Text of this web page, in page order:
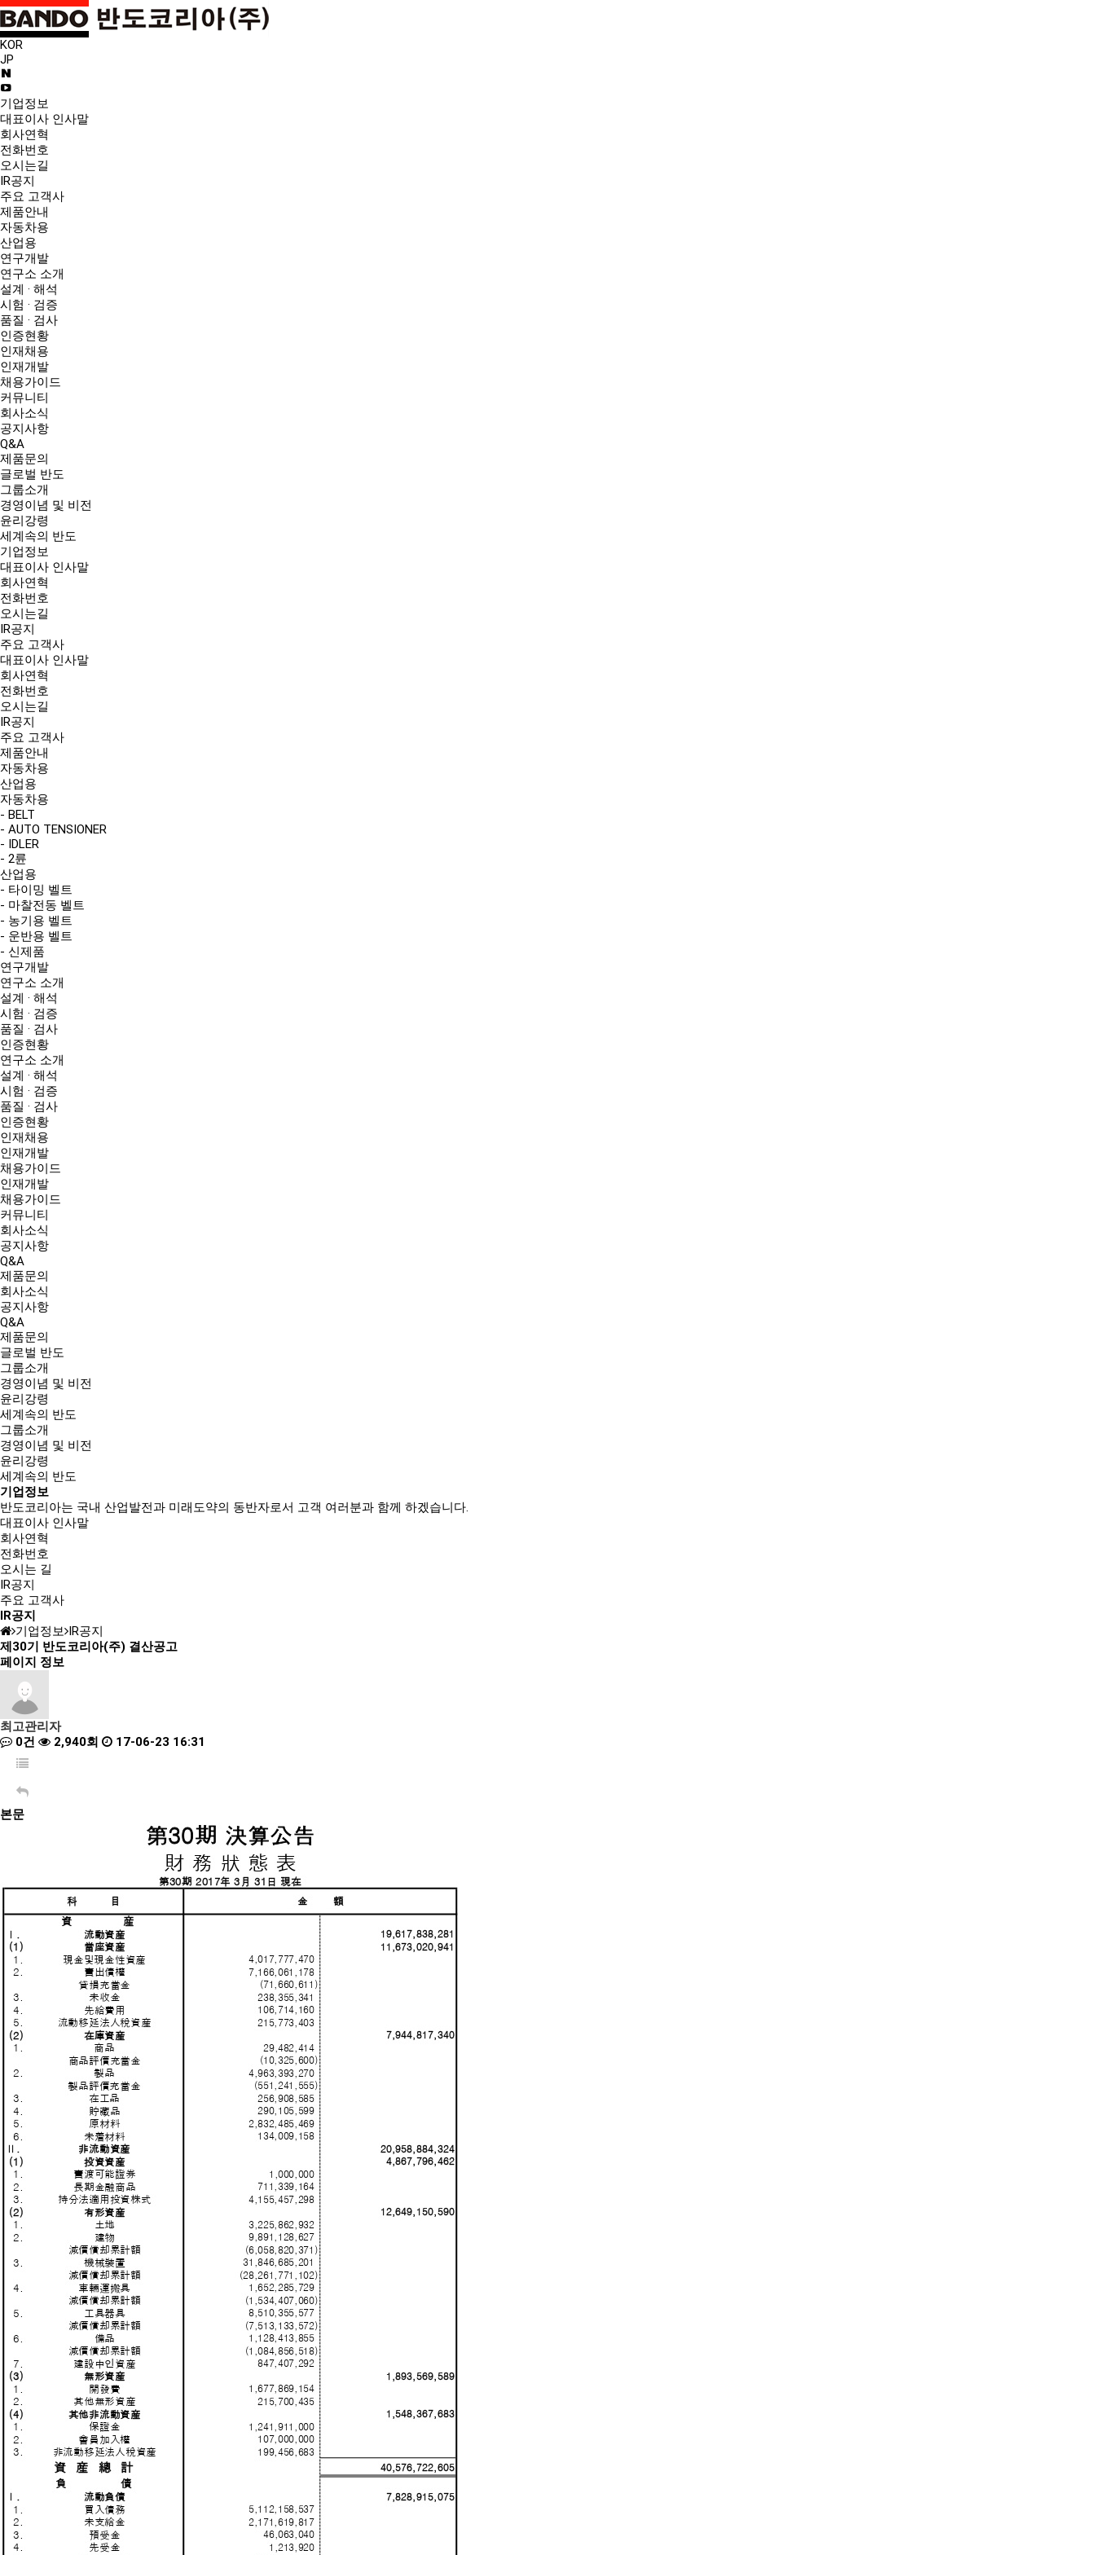
KOR
JP
기업정보
대표이사 인사말
회사연혁
전화번호
오시는길
IR공지
주요 고객사
제품안내
자동차용
산업용
연구개발
연구소 소개
설계 · 해석
시험 · 검증
품질 · 검사
인증현황
인재채용
인재개발
채용가이드
커뮤니티
회사소식
공지사항
Q&A
제품문의
글로벌 반도
그룹소개
경영이념 및 비전
윤리강령
세계속의 반도
기업정보
대표이사 인사말
회사연혁
전화번호
오시는길
IR공지
주요 고객사
대표이사 인사말
회사연혁
전화번호
오시는길
IR공지
주요 고객사
제품안내
자동차용
산업용
자동차용
- BELT
- AUTO TENSIONER
- IDLER
- 2륜
산업용
- 타이밍 벨트
- 마찰전동 벨트
- 농기용 벨트
- 운반용 벨트
- 신제품
연구개발
연구소 소개
설계 · 해석
시험 · 검증
품질 · 검사
인증현황
연구소 소개
설계 · 해석
시험 · 검증
품질 · 검사
인증현황
인재채용
인재개발
채용가이드
인재개발
채용가이드
커뮤니티
회사소식
공지사항
Q&A
제품문의
회사소식
공지사항
Q&A
제품문의
글로벌 반도
그룹소개
경영이념 및 비전
윤리강령
세계속의 반도
그룹소개
경영이념 및 비전
윤리강령
세계속의 반도
기업정보
반도코리아는 국내 산업발전과 미래도약의 동반자로서 고객 여러분과 함께 하겠습니다.
대표이사 인사말
회사연혁
전화번호
오시는 길
IR공지
주요 고객사
IR공지
기업정보 IR공지
제30기 반도코리아(주) 결산공고
페이지 정보
최고관리자
0건
2,940회 17-06-23 16:31
본문